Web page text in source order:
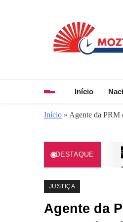
Início
Início » Agente da PRM
DESTAQUE
JUSTIÇA
Agente da